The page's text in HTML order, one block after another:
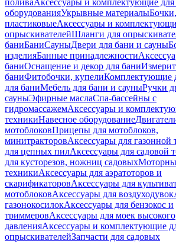
поливаАксессуары и комплектующие
оборудованияУкрывные материалы
пластиковыеАксессуары и
опрыскивателейШланги для
баниБаниСауныДвери для бани и сауны
изделияБанные принадлежности
баниОснащение и декор для бани
баниФитобочки, купелиКомплектующие
для баниМебель для бани и сауныРучки
сауныЭфирные маслаСпа-бассейны с
гидромассажемАксессуары и
техникиНавесное оборудование
мотоблоковПрицепы для мотоблоков,
минитракторовАксессуары для газонной
для цепных пилАксессуары для садовой
для кусторезов, ножниц садовых
техникиАксессуары для аэратоторов и
скарификаторовАксессуары для
мотоблоковАксессуары для воздуходувок
газонокосилокАксессуары для бензокос и
триммеровАксессуары для моек высокого
давленияАксессуары и комплектующие
опрыскивателейЗапчасти для садовых